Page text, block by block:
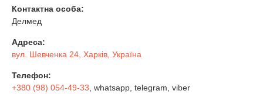
Контактна особа:
Делмед
Адреса:
вул. Шевченка 24, Харків, Україна
Телефон:
+380 (98) 054-49-33 , whatsapp, telegram, viber